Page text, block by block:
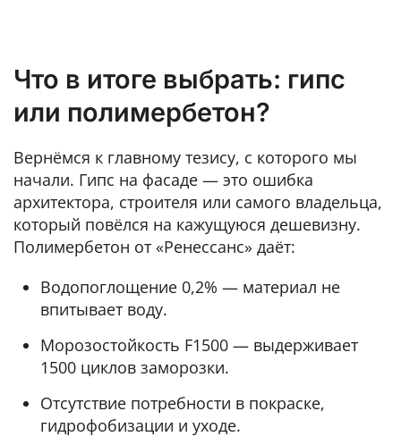
Что в итоге выбрать: гипс
или полимербетон?
Вернёмся к главному тезису, с которого мы
начали. Гипс на фасаде — это ошибка
архитектора, строителя или самого владельца,
который повёлся на кажущуюся дешевизну.
Полимербетон от «Ренессанс» даёт:
Водопоглощение 0,2% — материал не
впитывает воду.
Морозостойкость F1500 — выдерживает
1500 циклов заморозки.
Отсутствие потребности в покраске,
гидрофобизации и уходе.